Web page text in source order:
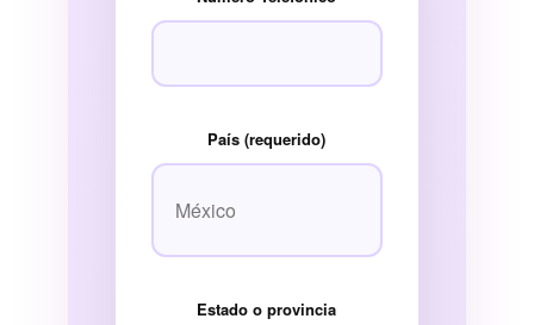
País (requerido)
Estado o provincia